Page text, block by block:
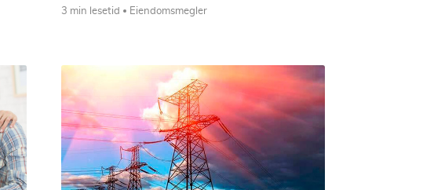
3 min lesetid Eiendomsmegler